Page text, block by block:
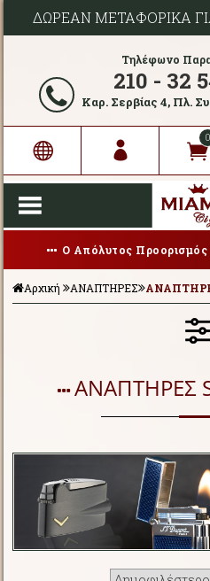
ΔΩΡΕΑΝ ΜΕΤΑΦΟΡΙΚΑ
Τηλέφωνο
210 - 32
Καρ. Σερβίας 4, Πλ.
0
Ο Απόλυτος
Αρχική ΑΝΑΠΤΗΡΕΣ
ΑΝΑΠΤΗΡΕΣ